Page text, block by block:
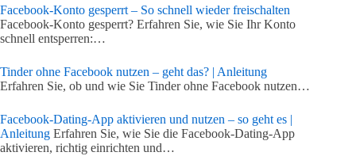
Facebook-Konto gesperrt – So schnell wieder freischalten
Facebook-Konto gesperrt? Erfahren Sie, wie Sie Ihr Konto
schnell entsperren:…
Tinder ohne Facebook nutzen – geht das? | Anleitung
Erfahren Sie, ob und wie Sie Tinder ohne Facebook nutzen…
Facebook-Dating-App aktivieren und nutzen – so geht es |
Anleitung Erfahren Sie, wie Sie die Facebook-Dating-App
aktivieren, richtig einrichten und…